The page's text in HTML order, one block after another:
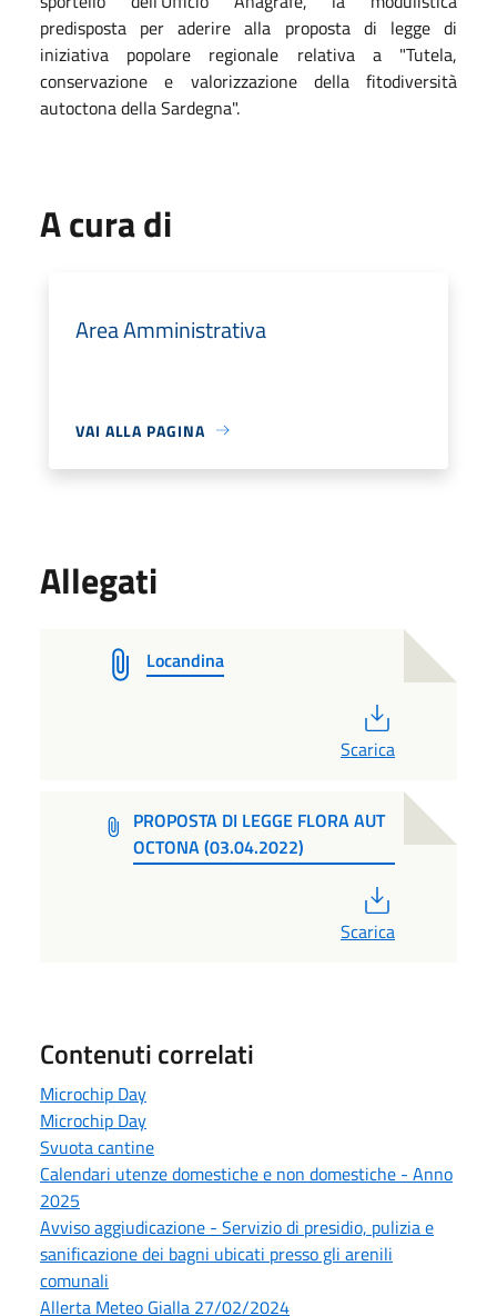
predisposta per aderire alla proposta di legge di
iniziativa popolare regionale relativa a "Tutela,
conservazione e valorizzazione della fitodiversità
autoctona della Sardegna".
A cura di
Area Amministrativa
VAI ALLA PAGINA
Allegati
Locandina
Scarica
PROPOSTA DI LEGGE FLORA AUT
OCTONA (03.04.2022)
Scarica
Contenuti correlati
Microchip Day
Microchip Day
Svuota cantine
Calendari utenze domestiche e non domestiche - Anno
2025
Avviso aggiudicazione - Servizio di presidio, pulizia e
sanificazione dei bagni ubicati presso gli arenili
comunali
Allerta Meteo Gialla 27/02/2024